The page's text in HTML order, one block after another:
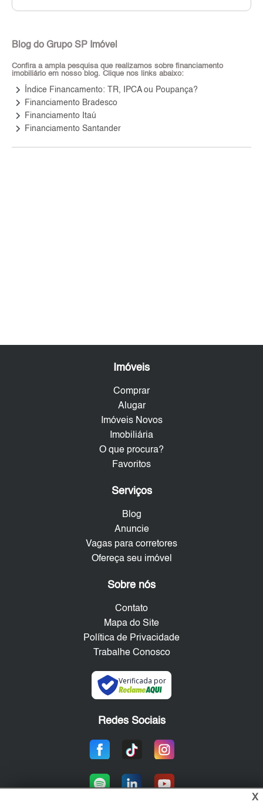
Blog do Grupo SP Imóvel
Confira a ampla pesquisa que realizamos sobre financiamento
imobiliário em nosso blog. Clique nos links abaixo:
keyboard_arrow_right Índice Financamento: TR, IPCA ou Poupança?
keyboard_arrow_right Financiamento Bradesco
keyboard_arrow_right Financiamento Itaú
keyboard_arrow_right Financiamento Santander
Imóveis
Comprar
Alugar
Imóveis Novos
Imobiliária
O que procura?
Favoritos
Serviços
Blog
Anuncie
Vagas para corretores
Ofereça seu imóvel
Sobre nós
Contato
Mapa do Site
Política de Privacidade
Trabalhe Conosco
Verificada por
Redes Sociais
X